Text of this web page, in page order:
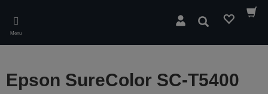
main
content
Menu
Zoeken
Epson SureColor SC-T5400